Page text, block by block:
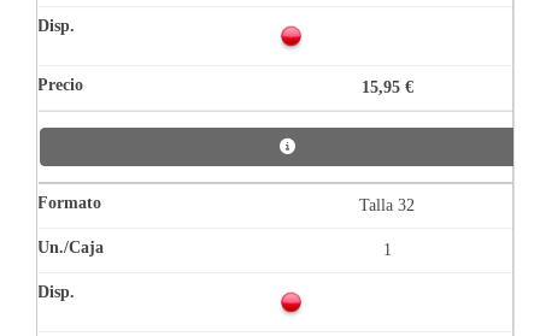
15,95 €
Talla 32
1